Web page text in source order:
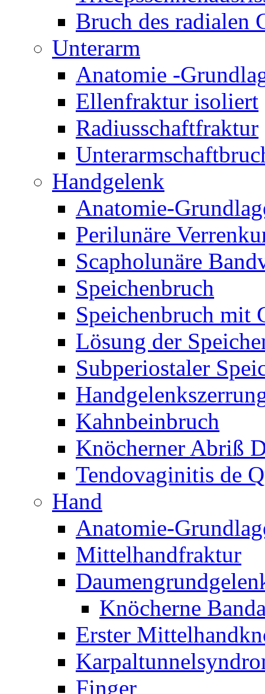
Bruch des radialen
Unterarm
Anatomie -
Ellenfraktur isoliert
Radiusschaftfraktur
Handgelenk
Anatomie-
Perilunäre
Scapholunäre
Speichenbruch
Speichenbruch mit
Lösung der
Subperiostaler
Kahnbeinbruch
Knöcherner Abriß
Tendovaginitis de
Hand
Anatomie-
Mittelhandfraktur
Knöcherne
Erster
Finger